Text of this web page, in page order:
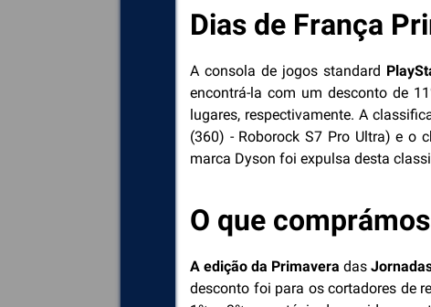
Dias de França
A consola de jogos standard
encontrá-la com um desconto de
lugares, respectivamente. A
(360) - Roborock S7 Pro Ultra) e o
marca Dyson foi expulsa desta
O que
A edição da Primavera das
desconto foi para os cortadores de